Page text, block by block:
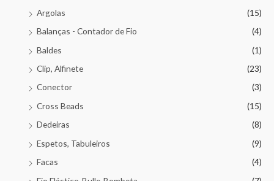
Argolas
(15)
Balanças - Contador de Fio
(4)
Baldes
(1)
Clip, Alfinete
(23)
Conector
(3)
Cross Beads
(15)
Dedeiras
(8)
Espetos, Tabuleiros
(9)
Facas
(4)